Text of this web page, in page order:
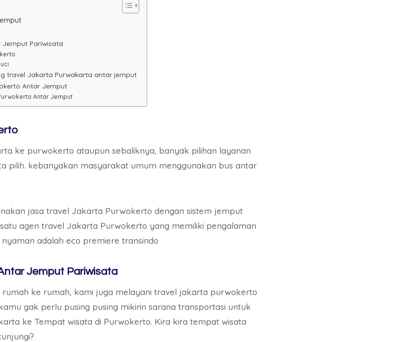
Pariwisata
travel Jakarta Purwakarta antar jemput
Antar Jemput
Antar Jemput
ke purwokerto ataupun sebaliknya, banyak pilihan layanan
pilih. kebanyakan masyarakat umum menggunakan bus antar
jasa travel Jakarta Purwokerto dengan sistem jemput
agen travel Jakarta Purwokerto yang memiliki pengalaman
adalah eco premiere transindo
Jemput Pariwisata
ke rumah, kami juga melayani travel jakarta purwokerto
gak perlu pusing pusing mikirin sarana transportasi untuk
ke Tempat wisata di Purwokerto. Kira kira tempat wisata